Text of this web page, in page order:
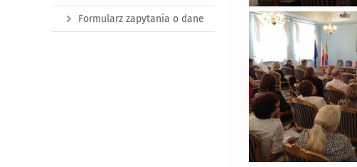
Formularz zapytania o dane